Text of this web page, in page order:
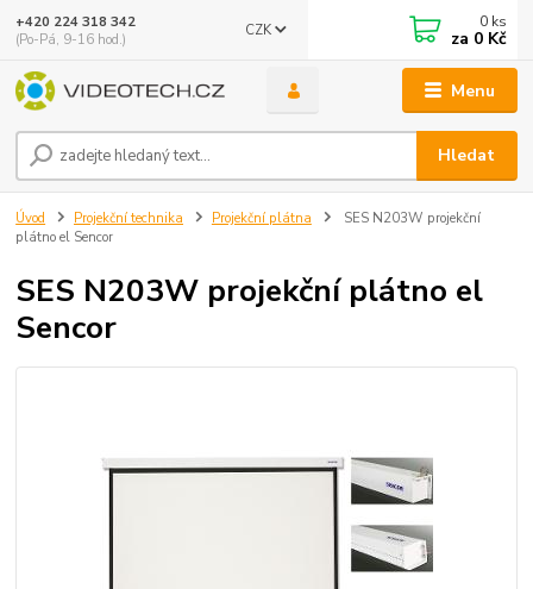
Menu
CZK
Hledat
+420 224 318 342
(Po-Pá, 9-16 hod.)
0 ks
za 0 Kč
Úvod Projekční technika Projekční plátna
SES N203W projekční
plátno el Sencor
SES N203W projekční plátno el
Sencor